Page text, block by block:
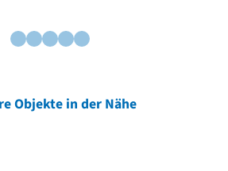
Objekte in der Nähe